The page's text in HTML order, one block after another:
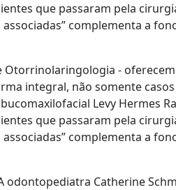
que passaram pela
complementa a
Otorrinolaringologia -
integral, não somente
Levy Hermes
que passaram pela
complementa a
Catherine